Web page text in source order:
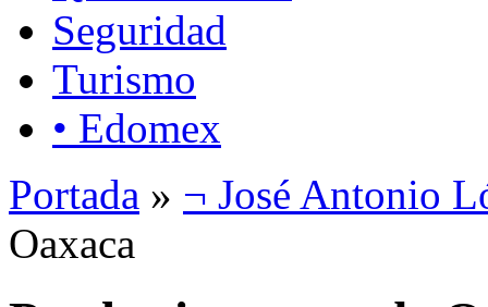
Seguridad
Turismo
• Edomex
Portada » ¬ José Antonio
Oaxaca